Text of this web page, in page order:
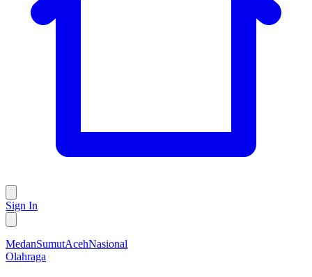
Sign In
MedanSumutAcehNasional
Olahraga